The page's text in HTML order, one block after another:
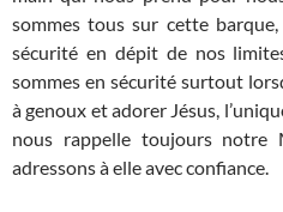
sommes tous sur cette
sécurité en dépit de nos
sommes en sécurité surtout
à genoux et adorer Jésus,
nous rappelle toujours notre
adressons à elle avec confiance.